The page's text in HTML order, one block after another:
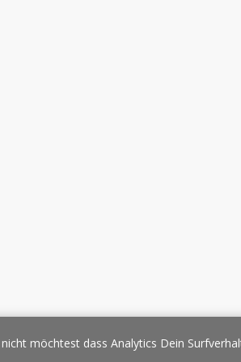
Impressum Copyright
möchtest dass Analytics Dein